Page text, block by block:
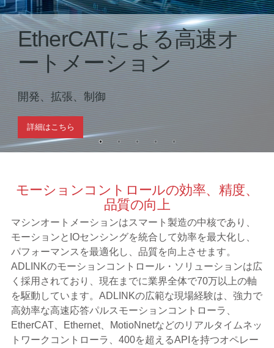
EtherCATによる高速オ
ートメーション
開発、拡張、制御
詳細はこちら
モーションコントロールの効率、精度、
品質の向上
マシンオートメーションはスマート製造の中核であり、
モーションとIOセンシングを統合して効率を最大化し、
パフォーマンスを最適化し、品質を向上させます。
ADLINKのモーションコントロール・ソリューションは広
く採用されており、現在までに業界全体で70万以上の軸
を駆動しています。ADLINKの広範な現場経験は、強力で
高効率な高速応答パルスモーションコントローラ、
EtherCAT、Ethernet、MotioNnetなどのリアルタイムネッ
トワークコントローラ、400を超えるAPIを持つオペレー